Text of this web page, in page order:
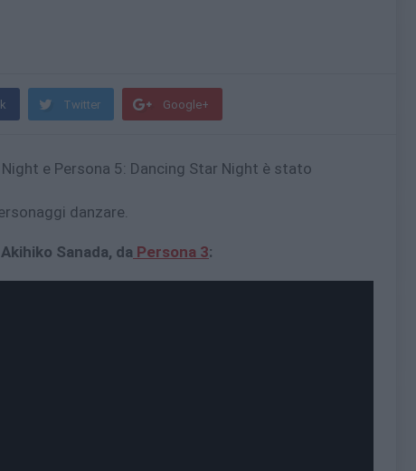
Twitter Google+
e Persona 5: Dancing Star Night è stato
danzare.
Sanada, da Persona 3: